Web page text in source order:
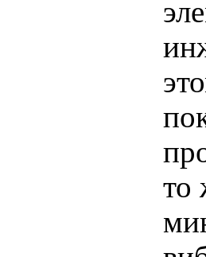
то